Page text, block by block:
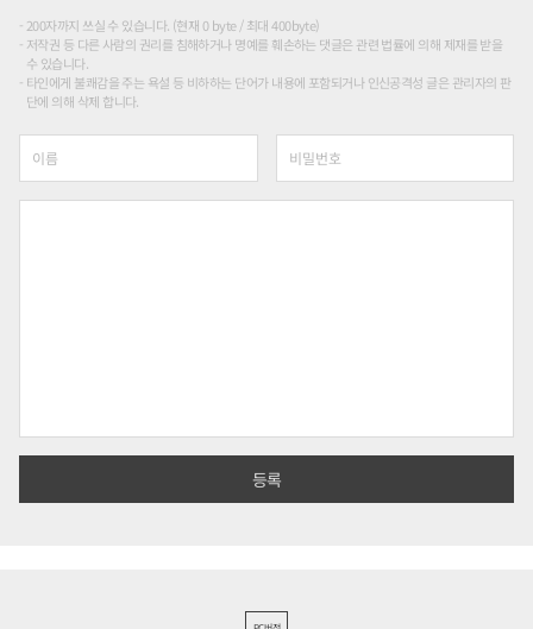
200자까지 쓰실 수 있습니다. (현재 0 byte / 최대 400byte)
저작권 등 다른 사람의 권리를 침해하거나 명예를 훼손하는 댓글은 관련 법률에 의해 제재를 받을
수 있습니다.
타인에게 불쾌감을 주는 욕설 등 비하하는 단어가 내용에 포함되거나 인신공격성 글은 관리자의 판
단에 의해 삭제 합니다.